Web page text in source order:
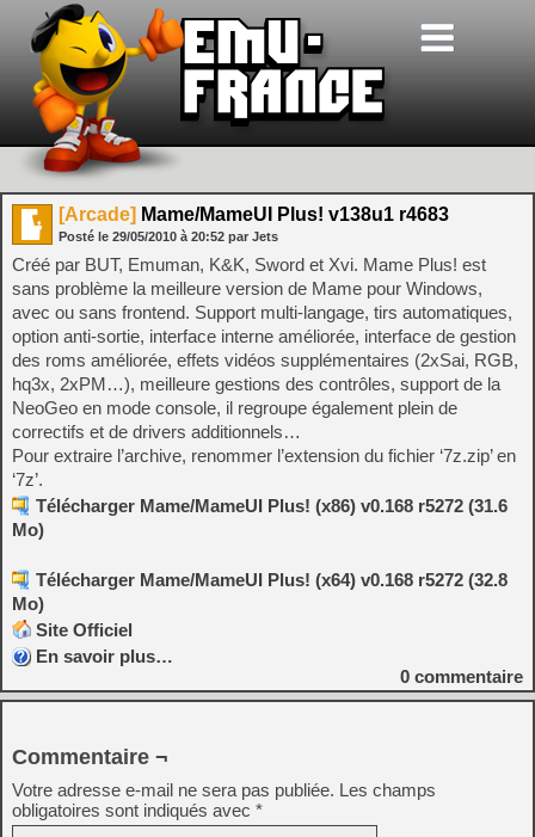
[Arcade] Mame/MameUI Plus! v138u1 r4683
Posté le 29/05/2010 à 20:52 par Jets
Créé par BUT, Emuman, K&K, Sword et Xvi. Mame Plus! est
sans problème la meilleure version de Mame pour Windows,
avec ou sans frontend. Support multi-langage, tirs automatiques,
option anti-sortie, interface interne améliorée, interface de gestion
des roms améliorée, effets vidéos supplémentaires (2xSai, RGB,
hq3x, 2xPM…), meilleure gestions des contrôles, support de la
NeoGeo en mode console, il regroupe également plein de
correctifs et de drivers additionnels…
Pour extraire l’archive, renommer l’extension du fichier ‘7z.zip’ en
‘7z’.
Télécharger Mame/MameUI Plus! (x86) v0.168 r5272 (31.6
Mo)
Télécharger Mame/MameUI Plus! (x64) v0.168 r5272 (32.8
Mo)
Site Officiel
En savoir plus…
0 commentaire
Commentaire ¬
Votre adresse e-mail ne sera pas publiée. Les champs
obligatoires sont indiqués avec *